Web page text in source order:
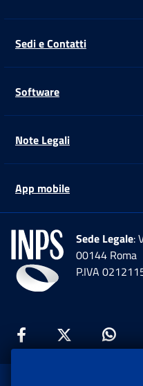
Sedi e Contatti
Software
Note Legali
App mobile
Sede Legale:
00144 Roma
P.IVA
Facebook: Apre
Twitter: